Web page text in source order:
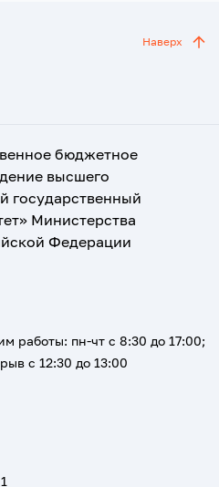
Наверх
бюджетное
высшего
государственный
Министерства
Федерации
работы: пн-чт с 8:30 до 17:00;
с 12:30 до 13:00